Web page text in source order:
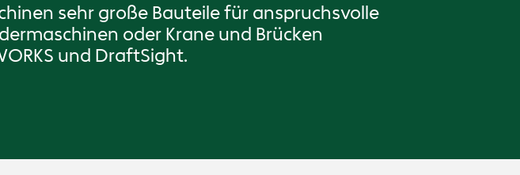
sehr große Bauteile für anspruchsvolle
oder Krane und Brücken
und DraftSight.